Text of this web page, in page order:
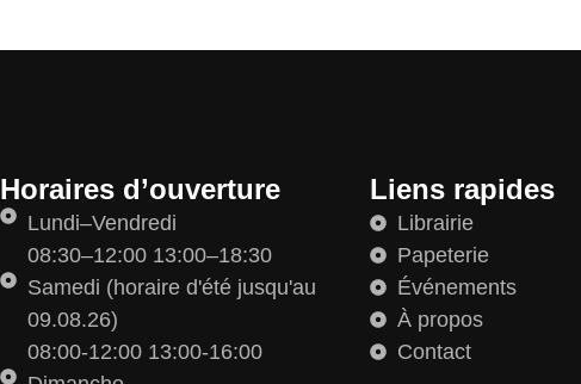
Horaires d’ouverture
Lundi–Vendredi
08:30–12:00 13:00–18:30
Samedi (horaire d'été jusqu'au
09.08.26)
08:00-12:00 13:00-16:00
Liens rapides
Librairie
Papeterie
Événements
À propos
Contact